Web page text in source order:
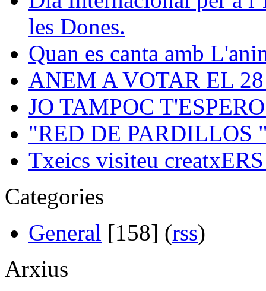
les Dones.
Quan es canta amb
ANEM A VOTAR EL
JO TAMPOC
"RED DE PARDILLOS
Txeics visiteu
Categories
General [158] (rss)
Arxius